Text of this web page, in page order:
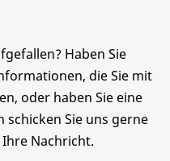
Haben Sie
die Sie mit
oder haben Sie eine
Sie uns gerne
Nachricht.